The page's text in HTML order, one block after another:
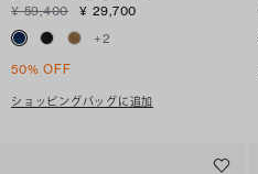
¥ 59,400
¥ 29,700
+2
50% OFF
ショッピングバッグに追加